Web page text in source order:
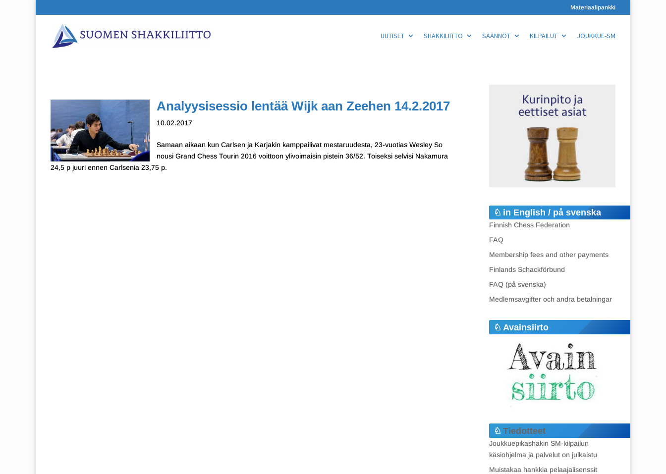
Materiaalipankki
UUTISET SHAKKILIITTO SÄÄNNÖT KILPAILUT JOUKKUE-SM
Analyysisessio lentää Wijk aan Zeehen 14.2.2017
10.02.2017
Samaan aikaan kun Carlsen ja Karjakin kamppailivat mestaruudesta, 23-vuotias Wesley So
nousi Grand Chess Tourin 2016 voittoon ylivoimaisin pistein 36/52. Toiseksi selvisi Nakamura
24,5 p juuri ennen Carlsenia 23,75 p.
in English / på svenska
Finnish Chess Federation
FAQ
Membership fees and other payments
Finlands Schackförbund
FAQ (på svenska)
Medlemsavgifter och andra betalningar
Avainsiirto
Tiedotteet
Joukkuepikashakin SM-kilpailun
käsiohjelma ja palvelut on julkaistu
Muistakaa hankkia pelaajalisenssit